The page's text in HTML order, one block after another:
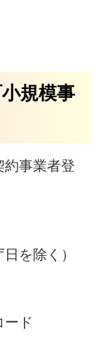
規模事
事業者登
を除く）
ド